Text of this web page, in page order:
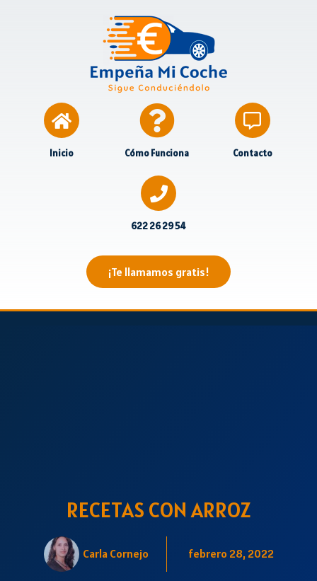
Inicio Cómo Funciona Contacto
622 26 29 54
¡Te llamamos gratis!
RECETAS CON ARROZ
Carla Cornejo febrero 28, 2022